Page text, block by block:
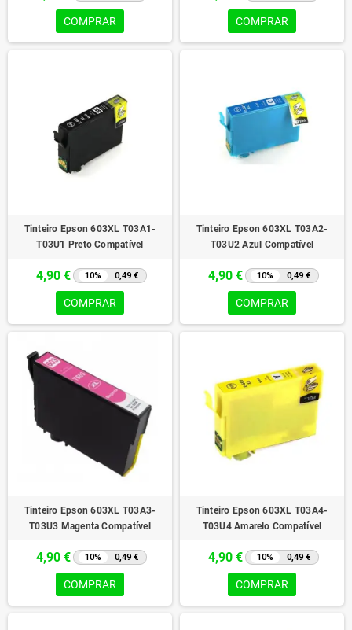
COMPRAR COMPRAR
Tinteiro Epson 603XL T03A1-
T03U1 Preto Compatível
4,90 € 10% 0,49 €
COMPRAR
Tinteiro Epson 603XL T03A2-
T03U2 Azul Compatível
4,90 € 10% 0,49 €
COMPRAR
Tinteiro Epson 603XL T03A3-
T03U3 Magenta Compatível
4,90 € 10% 0,49 €
COMPRAR
Tinteiro Epson 603XL T03A4-
T03U4 Amarelo Compatível
4,90 € 10% 0,49 €
COMPRAR